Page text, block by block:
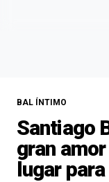
BAL ÍNTIMO
Santiago
gran
lugar